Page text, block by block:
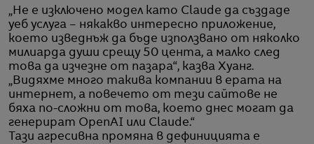
„Не е изключено модел като Claude да създаде
уеб услуга – някакво интересно приложение,
което изведнъж да бъде използвано от няколко
милиарда души срещу 50 цента, а малко след
това да изчезне от пазара“, казва Хуанг.
„Видяхме много такива компании в ерата на
интернет, а повечето от тези сайтове не
бяха по-сложни от това, което днес могат да
генерират OpenAI или Claude.“
Тази агресивна промяна в дефиницията е